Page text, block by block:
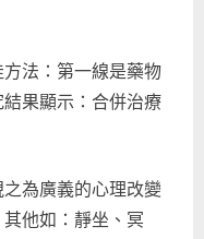
法：第一線是藥物
果顯示：合併治療
之為廣義的心理改變
他如：靜坐、冥